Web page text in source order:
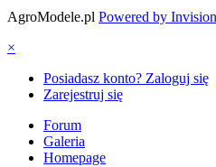
AgroModele.pl Powered by
×
Posiadasz konto? Zaloguj się
Zarejestruj się
Forum
Galeria
Homepage